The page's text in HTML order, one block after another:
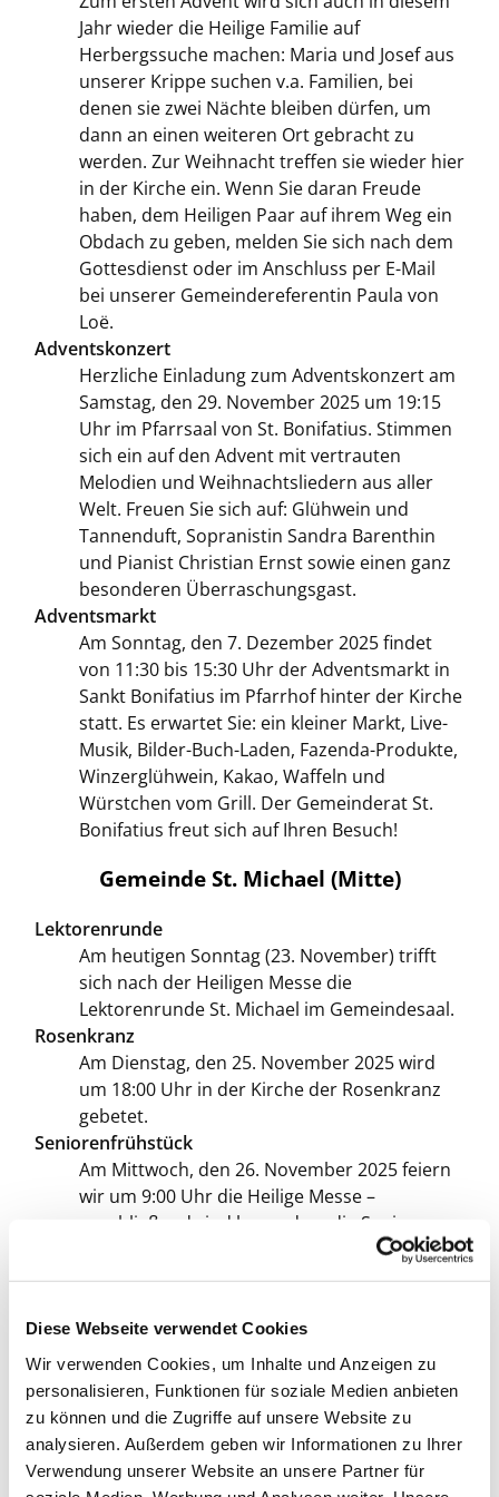
Diese Webseite verwendet Cookies
Wir verwenden Cookies, um Inhalte und Anzeigen zu
personalisieren, Funktionen für soziale Medien anbieten
zu können und die Zugriffe auf unsere Website zu
analysieren. Außerdem geben wir Informationen zu Ihrer
Verwendung unserer Website an unsere Partner für
Jahr wieder die Heilige Familie auf
Herbergssuche machen: Maria und Josef aus
unserer Krippe suchen v.a. Familien, bei
denen sie zwei Nächte bleiben dürfen, um
dann an einen weiteren Ort gebracht zu
werden. Zur Weihnacht treffen sie wieder hier
in der Kirche ein. Wenn Sie daran Freude
haben, dem Heiligen Paar auf ihrem Weg ein
Obdach zu geben, melden Sie sich nach dem
Gottesdienst oder im Anschluss per E-Mail
bei unserer Gemeindereferentin Paula von
Loë.
Adventskonzert
Herzliche Einladung zum Adventskonzert am
Samstag, den 29. November 2025 um 19:15
Uhr im Pfarrsaal von St. Bonifatius. Stimmen
sich ein auf den Advent mit vertrauten
Melodien und Weihnachtsliedern aus aller
Welt. Freuen Sie sich auf: Glühwein und
Tannenduft, Sopranistin Sandra Barenthin
und Pianist Christian Ernst sowie einen ganz
besonderen Überraschungsgast.
Adventsmarkt
Am Sonntag, den 7. Dezember 2025 findet
von 11:30 bis 15:30 Uhr der Adventsmarkt in
Sankt Bonifatius im Pfarrhof hinter der Kirche
statt. Es erwartet Sie: ein kleiner Markt, Live-
Musik, Bilder-Buch-Laden, Fazenda-Produkte,
Winzerglühwein, Kakao, Waffeln und
Würstchen vom Grill. Der Gemeinderat St.
Bonifatius freut sich auf Ihren Besuch!
Gemeinde St. Michael (Mitte)
Lektorenrunde
Am heutigen Sonntag (23. November) trifft
sich nach der Heiligen Messe die
Lektorenrunde St. Michael im Gemeindesaal.
Rosenkranz
Am Dienstag, den 25. November 2025 wird
um 18:00 Uhr in der Kirche der Rosenkranz
gebetet.
Seniorenfrühstück
Am Mittwoch, den 26. November 2025 feiern
wir um 9:00 Uhr die Heilige Messe –
anschließend sind besonders die Senioren
Bernhardkreis
sich der Bernhardkreis um 15:00 Uhr im
Gemeindesaal mit Prälat Dybowski.
Orgeljubiläum
Anlässlich des 65. Jahrestages der Orgelweihe
lädt der Förderverein St. Michael am Freitag,
den 28. November und am Samstag, den 29.
November 2025 – jeweils um 17:00 Uhr – zu